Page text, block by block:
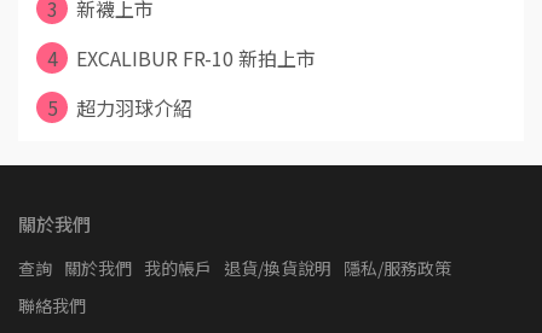
3
新襪上市
4
EXCALIBUR FR-10 新拍上市
5
超力羽球介紹
關於我們
查詢 關於我們 我的帳戶 退貨/換貨說明 隱私/服務政策
聯絡我們